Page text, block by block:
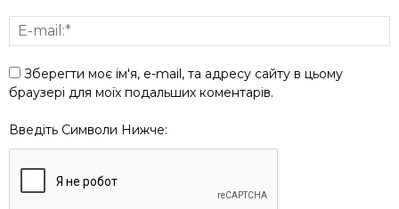
Зберегти моє ім'я, e-mail, та адресу сайту в цьому
браузері для моїх подальших коментарів.
Введіть Символи Нижче: